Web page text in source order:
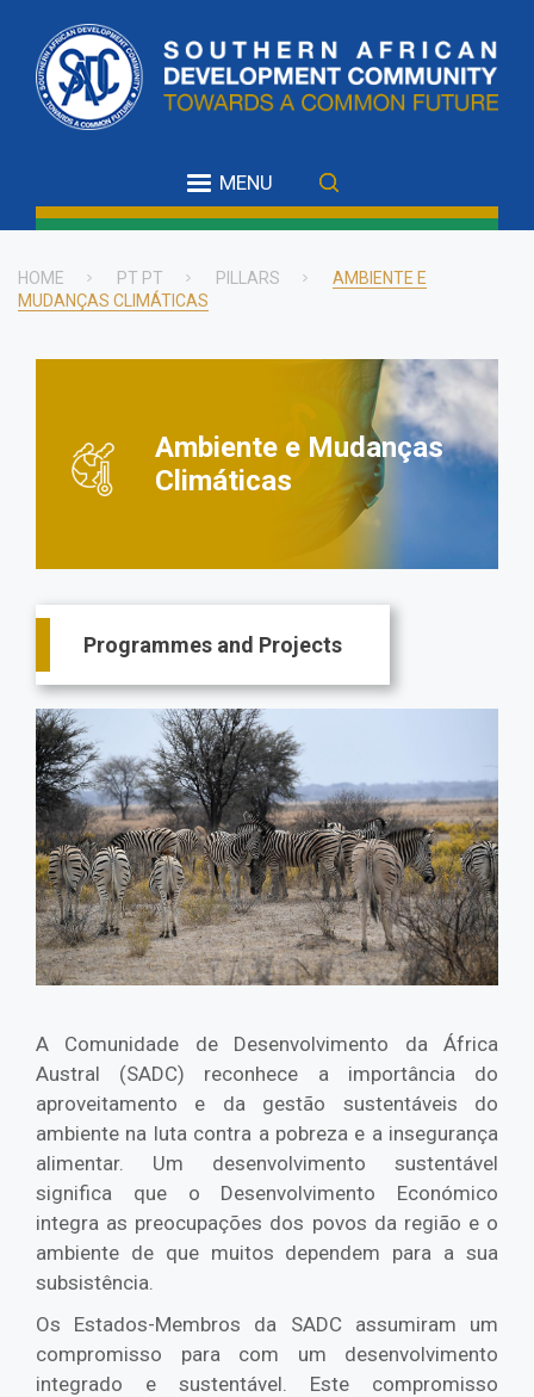
main
content
MENU
Breadcrumb
HOME PT PT PILLARS
AMBIENTE E
MUDANÇAS CLIMÁTICAS
Ambiente e Mudanças
Climáticas
Main
navigation
Programmes and Projects
A Comunidade de Desenvolvimento da África
Austral (SADC) reconhece a importância do
aproveitamento e da gestão sustentáveis do
ambiente na luta contra a pobreza e a insegurança
alimentar. Um desenvolvimento sustentável
significa que o Desenvolvimento Económico
integra as preocupações dos povos da região e o
ambiente de que muitos dependem para a sua
subsistência.
Os Estados-Membros da SADC assumiram um
compromisso para com um desenvolvimento
integrado e sustentável. Este compromisso